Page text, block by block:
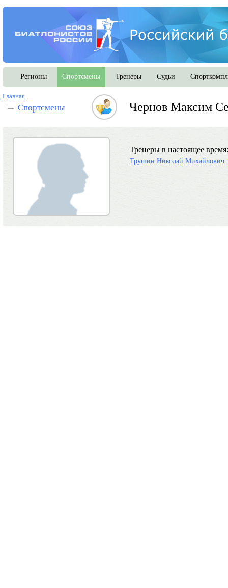
Регионы Спортсмены Тренеры Судьи
Главная
Спортсмены Чернов Максим
Тренеры в настоящее время:
Трушин Николай Михайлович